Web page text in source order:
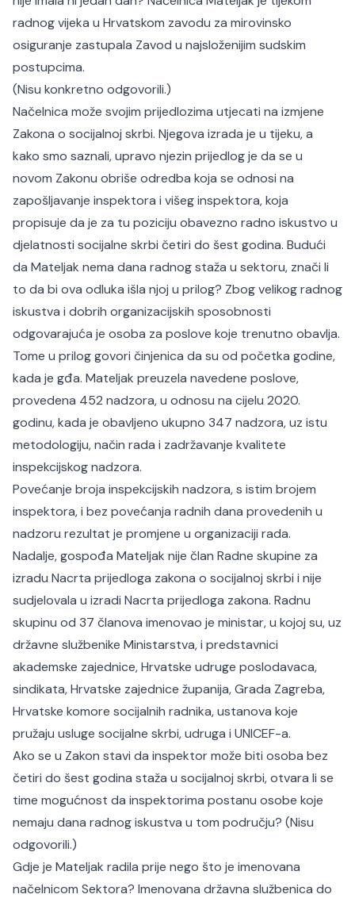
radnog vijeka u Hrvatskom zavodu za mirovinsko
osiguranje zastupala Zavod u najsloženijim sudskim
postupcima.
(Nisu konkretno odgovorili.)
Načelnica može svojim prijedlozima utjecati na izmjene
Zakona o socijalnoj skrbi. Njegova izrada je u tijeku, a
kako smo saznali, upravo njezin prijedlog je da se u
novom Zakonu obriše odredba koja se odnosi na
zapošljavanje inspektora i višeg inspektora, koja
propisuje da je za tu poziciju obavezno radno iskustvo u
djelatnosti socijalne skrbi četiri do šest godina. Budući
da Mateljak nema dana radnog staža u sektoru, znači li
to da bi ova odluka išla njoj u prilog? Zbog velikog radnog
iskustva i dobrih organizacijskih sposobnosti
odgovarajuća je osoba za poslove koje trenutno obavlja.
Tome u prilog govori činjenica da su od početka godine,
kada je gđa. Mateljak preuzela navedene poslove,
provedena 452 nadzora, u odnosu na cijelu 2020.
godinu, kada je obavljeno ukupno 347 nadzora, uz istu
metodologiju, način rada i zadržavanje kvalitete
inspekcijskog nadzora.
Povećanje broja inspekcijskih nadzora, s istim brojem
inspektora, i bez povećanja radnih dana provedenih u
nadzoru rezultat je promjene u organizaciji rada.
Nadalje, gospođa Mateljak nije član Radne skupine za
izradu Nacrta prijedloga zakona o socijalnoj skrbi i nije
sudjelovala u izradi Nacrta prijedloga zakona. Radnu
skupinu od 37 članova imenovao je ministar, u kojoj su, uz
državne službenike Ministarstva, i predstavnici
akademske zajednice, Hrvatske udruge poslodavaca,
sindikata, Hrvatske zajednice županija, Grada Zagreba,
Hrvatske komore socijalnih radnika, ustanova koje
pružaju usluge socijalne skrbi, udruga i UNICEF-a.
Ako se u Zakon stavi da inspektor može biti osoba bez
četiri do šest godina staža u socijalnoj skrbi, otvara li se
time mogućnost da inspektorima postanu osobe koje
nemaju dana radnog iskustva u tom području? (Nisu
odgovorili.)
Gdje je Mateljak radila prije nego što je imenovana
načelnicom Sektora? Imenovana državna službenica do